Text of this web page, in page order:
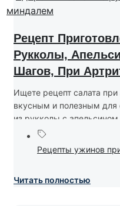
Рецепт
Рукколы,
Шагов, При
Ищете рецепт салата
вкусным и полезным для
из рукколы с апельсином
Рецепты ужинов
Читать полностью